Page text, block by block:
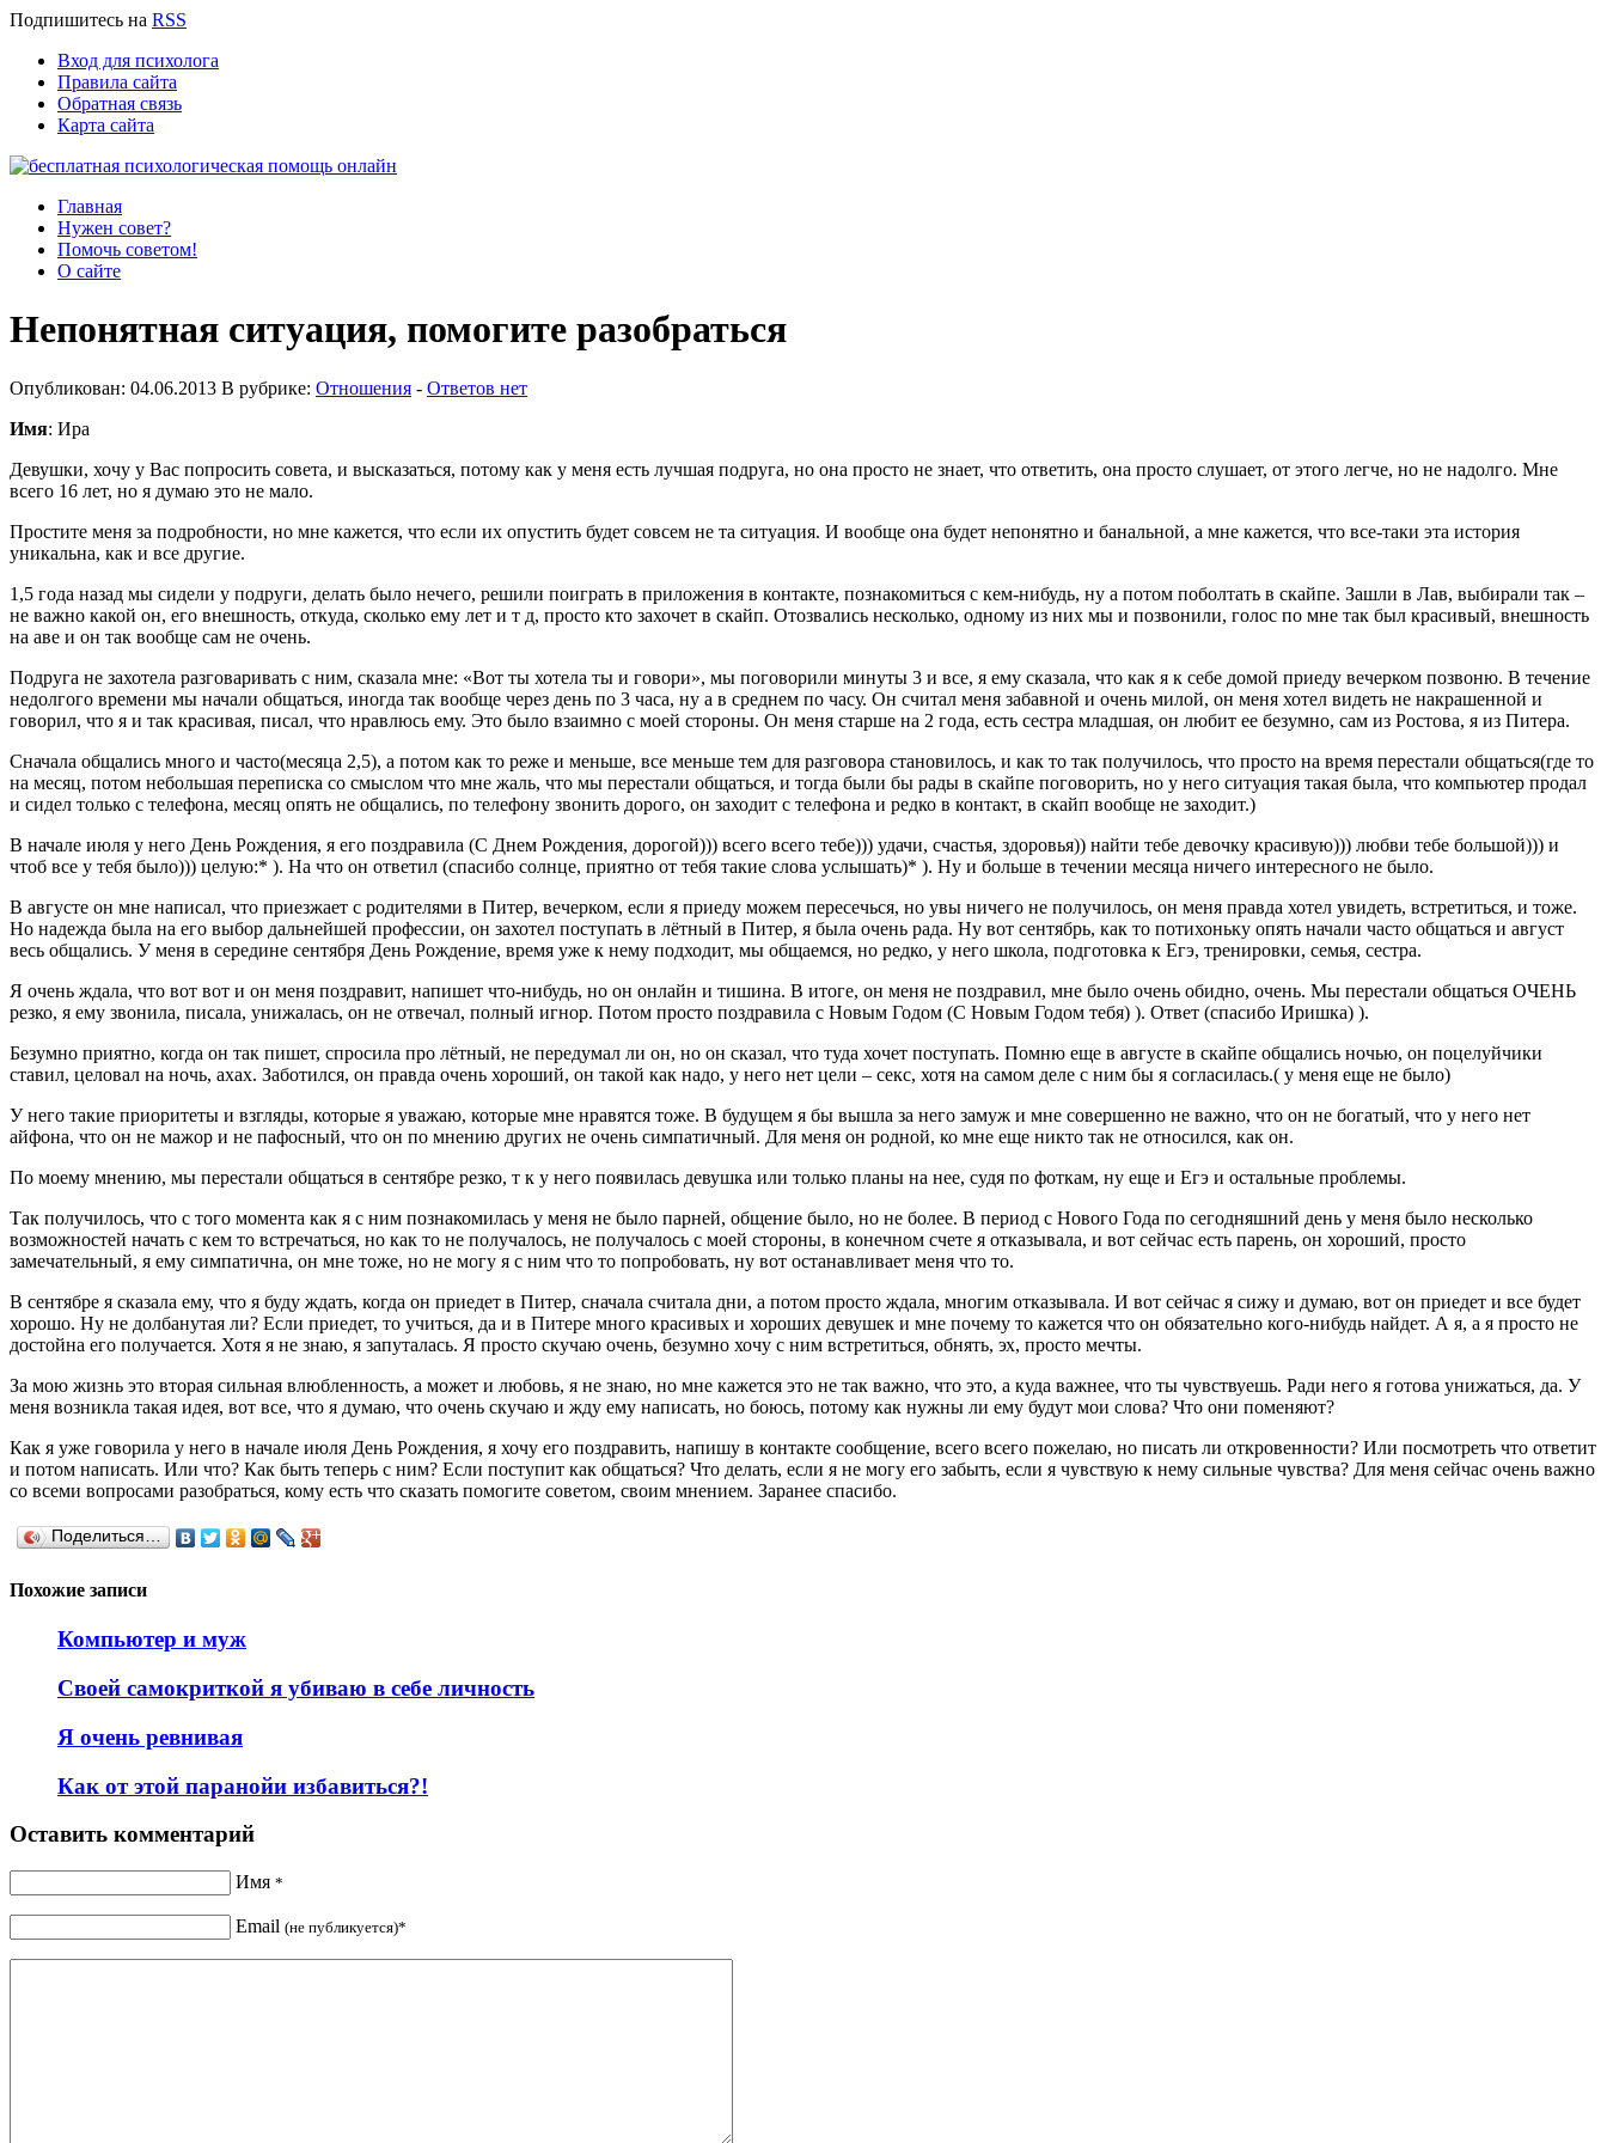
Подпишитесь на RSS
Вход для психолога
Правила сайта
Обратная связь
Карта сайта
Главная
Нужен совет?
Помочь советом!
О сайте
Непонятная ситуация, помогите разобраться
Опубликован: 04.06.2013 В рубрике: Отношения - Ответов нет
Имя: Ира
Девушки, хочу у Вас попросить совета, и высказаться, потому как у меня есть лучшая подруга, но она просто не знает, что ответить, она просто слушает, от этого легче, но не надолго. Мне
всего 16 лет, но я думаю это не мало.
Простите меня за подробности, но мне кажется, что если их опустить будет совсем не та ситуация. И вообще она будет непонятно и банальной, а мне кажется, что все-таки эта история
уникальна, как и все другие.
1,5 года назад мы сидели у подруги, делать было нечего, решили поиграть в приложения в контакте, познакомиться с кем-нибудь, ну а потом поболтать в скайпе. Зашли в Лав, выбирали так –
не важно какой он, его внешность, откуда, сколько ему лет и т д, просто кто захочет в скайп. Отозвались несколько, одному из них мы и позвонили, голос по мне так был красивый, внешность
на аве и он так вообще сам не очень.
Подруга не захотела разговаривать с ним, сказала мне: «Вот ты хотела ты и говори», мы поговорили минуты 3 и все, я ему сказала, что как я к себе домой приеду вечерком позвоню. В течение
недолгого времени мы начали общаться, иногда так вообще через день по 3 часа, ну а в среднем по часу. Он считал меня забавной и очень милой, он меня хотел видеть не накрашенной и
говорил, что я и так красивая, писал, что нравлюсь ему. Это было взаимно с моей стороны. Он меня старше на 2 года, есть сестра младшая, он любит ее безумно, сам из Ростова, я из Питера.
Сначала общались много и часто(месяца 2,5), а потом как то реже и меньше, все меньше тем для разговора становилось, и как то так получилось, что просто на время перестали общаться(где то
на месяц, потом небольшая переписка со смыслом что мне жаль, что мы перестали общаться, и тогда были бы рады в скайпе поговорить, но у него ситуация такая была, что компьютер продал
и сидел только с телефона, месяц опять не общались, по телефону звонить дорого, он заходит с телефона и редко в контакт, в скайп вообще не заходит.)
В начале июля у него День Рождения, я его поздравила (С Днем Рождения, дорогой))) всего всего тебе))) удачи, счастья, здоровья)) найти тебе девочку красивую))) любви тебе большой))) и
чтоб все у тебя было))) целую:* ). На что он ответил (спасибо солнце, приятно от тебя такие слова услышать)* ). Ну и больше в течении месяца ничего интересного не было.
В августе он мне написал, что приезжает с родителями в Питер, вечерком, если я приеду можем пересечься, но увы ничего не получилось, он меня правда хотел увидеть, встретиться, и тоже.
Но надежда была на его выбор дальнейшей профессии, он захотел поступать в лётный в Питер, я была очень рада. Ну вот сентябрь, как то потихоньку опять начали часто общаться и август
весь общались. У меня в середине сентября День Рождение, время уже к нему подходит, мы общаемся, но редко, у него школа, подготовка к Егэ, тренировки, семья, сестра.
Я очень ждала, что вот вот и он меня поздравит, напишет что-нибудь, но он онлайн и тишина. В итоге, он меня не поздравил, мне было очень обидно, очень. Мы перестали общаться ОЧЕНЬ
резко, я ему звонила, писала, унижалась, он не отвечал, полный игнор. Потом просто поздравила с Новым Годом (С Новым Годом тебя) ). Ответ (спасибо Иришка) ).
Безумно приятно, когда он так пишет, спросила про лётный, не передумал ли он, но он сказал, что туда хочет поступать. Помню еще в августе в скайпе общались ночью, он поцелуйчики
ставил, целовал на ночь, ахах. Заботился, он правда очень хороший, он такой как надо, у него нет цели – секс, хотя на самом деле с ним бы я согласилась.( у меня еще не было)
У него такие приоритеты и взгляды, которые я уважаю, которые мне нравятся тоже. В будущем я бы вышла за него замуж и мне совершенно не важно, что он не богатый, что у него нет
айфона, что он не мажор и не пафосный, что он по мнению других не очень симпатичный. Для меня он родной, ко мне еще никто так не относился, как он.
По моему мнению, мы перестали общаться в сентябре резко, т к у него появилась девушка или только планы на нее, судя по фоткам, ну еще и Егэ и остальные проблемы.
Так получилось, что с того момента как я с ним познакомилась у меня не было парней, общение было, но не более. В период с Нового Года по сегодняшний день у меня было несколько
возможностей начать с кем то встречаться, но как то не получалось, не получалось с моей стороны, в конечном счете я отказывала, и вот сейчас есть парень, он хороший, просто
замечательный, я ему симпатична, он мне тоже, но не могу я с ним что то попробовать, ну вот останавливает меня что то.
В сентябре я сказала ему, что я буду ждать, когда он приедет в Питер, сначала считала дни, а потом просто ждала, многим отказывала. И вот сейчас я сижу и думаю, вот он приедет и все будет
хорошо. Ну не долбанутая ли? Если приедет, то учиться, да и в Питере много красивых и хороших девушек и мне почему то кажется что он обязательно кого-нибудь найдет. А я, а я просто не
достойна его получается. Хотя я не знаю, я запуталась. Я просто скучаю очень, безумно хочу с ним встретиться, обнять, эх, просто мечты.
За мою жизнь это вторая сильная влюбленность, а может и любовь, я не знаю, но мне кажется это не так важно, что это, а куда важнее, что ты чувствуешь. Ради него я готова унижаться, да. У
меня возникла такая идея, вот все, что я думаю, что очень скучаю и жду ему написать, но боюсь, потому как нужны ли ему будут мои слова? Что они поменяют?
Как я уже говорила у него в начале июля День Рождения, я хочу его поздравить, напишу в контакте сообщение, всего всего пожелаю, но писать ли откровенности? Или посмотреть что ответит
и потом написать. Или что? Как быть теперь с ним? Если поступит как общаться? Что делать, если я не могу его забыть, если я чувствую к нему сильные чувства? Для меня сейчас очень важно
со всеми вопросами разобраться, кому есть что сказать помогите советом, своим мнением. Заранее спасибо.
Поделиться…
Похожие записи
Компьютер и муж
Своей самокриткой я убиваю в себе личность
Я очень ревнивая
Как от этой паранойи избавиться?!
Оставить комментарий
Имя *
Email (не публикуется)*